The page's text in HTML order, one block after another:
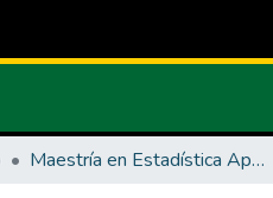
Maestría en Estadística Aplicada